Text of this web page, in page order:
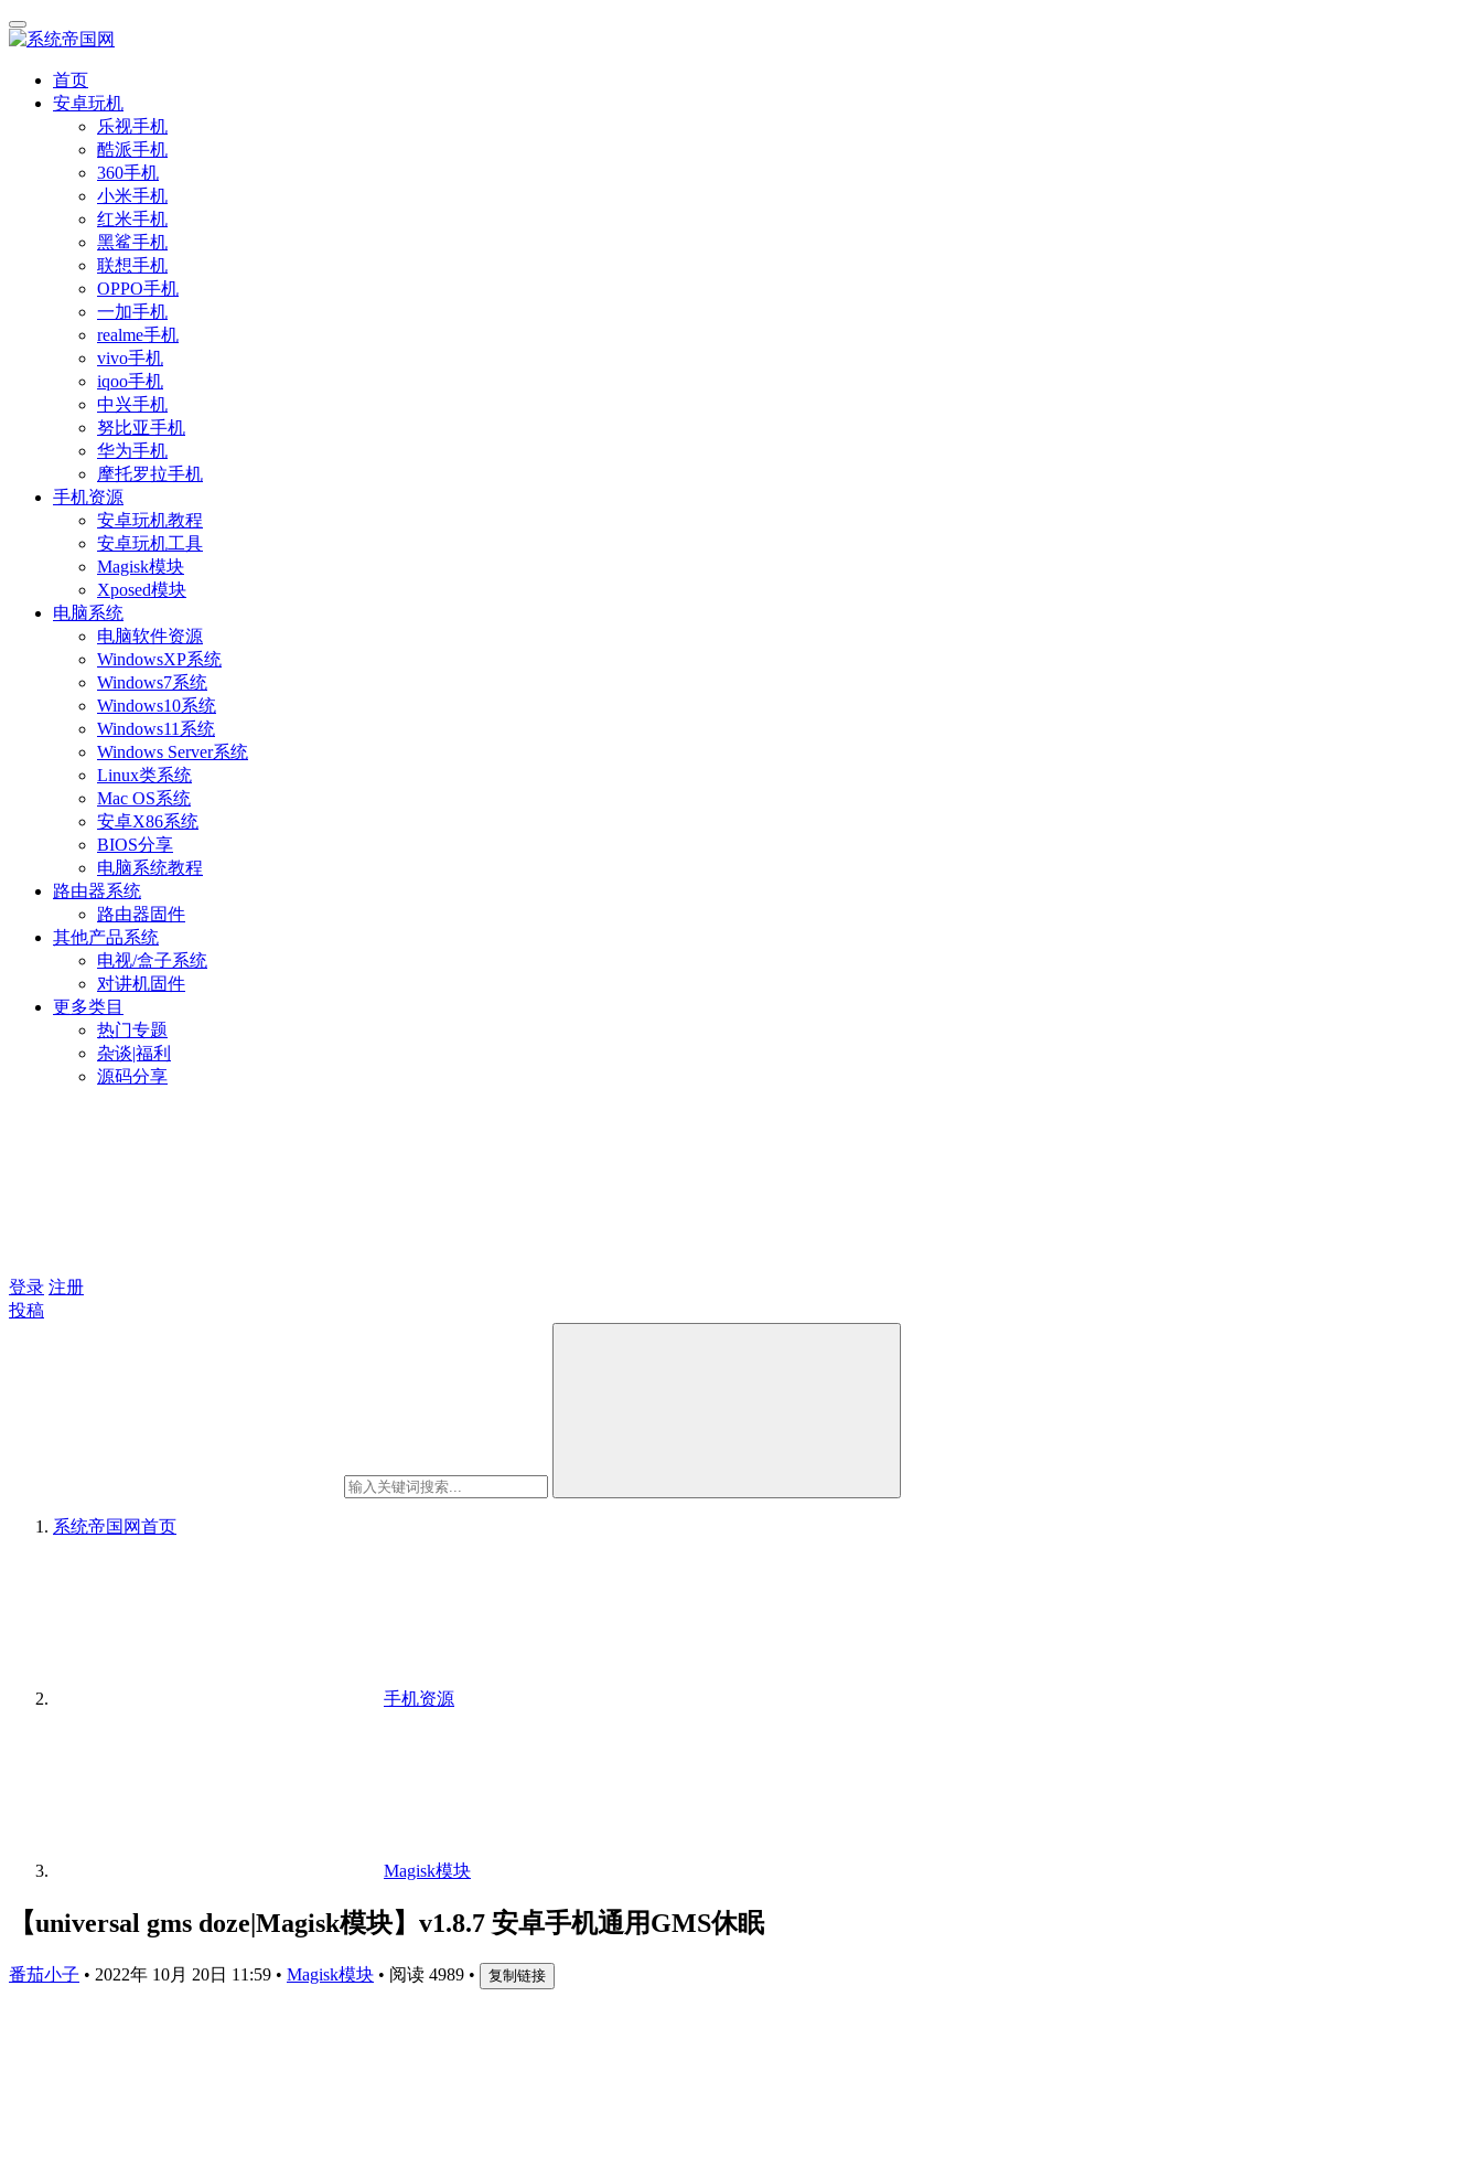
首页
安卓玩机
乐视手机
酷派手机
360手机
小米手机
红米手机
黑鲨手机
联想手机
OPPO手机
一加手机
realme手机
vivo手机
iqoo手机
中兴手机
努比亚手机
华为手机
摩托罗拉手机
手机资源
安卓玩机教程
安卓玩机工具
Magisk模块
Xposed模块
电脑系统
电脑软件资源
WindowsXP系统
Windows7系统
Windows10系统
Windows11系统
Windows Server系统
Linux类系统
Mac OS系统
安卓X86系统
BIOS分享
电脑系统教程
路由器系统
路由器固件
其他产品系统
电视/盒子系统
对讲机固件
更多类目
热门专题
杂谈|福利
源码分享
登录 注册
投稿
系统帝国网首页
手机资源
Magisk模块
【universal gms doze|Magisk模块】v1.8.7 安卓手机通用GMS休眠
番茄小子 • 2022年 10月 20日 11:59 • Magisk模块 • 阅读 4989 • 复制链接